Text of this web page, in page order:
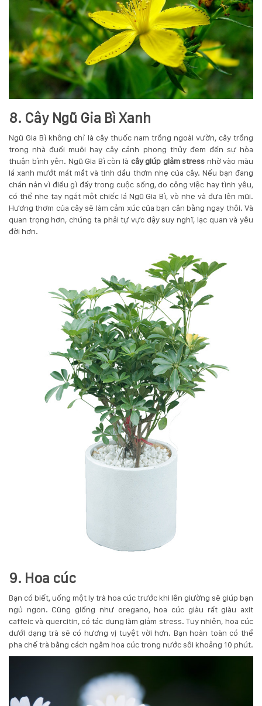
8. Cây Ngũ Gia Bì Xanh
Ngũ Gia Bì không chỉ là cây thuốc nam trồng ngoài vườn, cây trồng
trong nhà đuổi muỗi hay cây cảnh phong thủy đem đến sự hòa
thuận bình yên. Ngũ Gia Bì còn là cây giúp giảm stress nhờ vào màu
lá xanh mướt mát mắt và tinh dầu thơm nhẹ của cây. Nếu bạn đang
chán nản vì điều gì đấy trong cuộc sống, do công việc hay tình yêu,
có thể nhẹ tay ngắt một chiếc lá Ngũ Gia Bì, vò nhẹ và đưa lên mũi.
Hương thơm của cây sẽ làm cảm xúc của bạn cân bằng ngay thôi. Và
quan trọng hơn, chúng ta phải tự vực dậy suy nghĩ, lạc quan và yêu
đời hơn.
9. Hoa cúc
Bạn có biết, uống một ly trà hoa cúc trước khi lên giường sẽ giúp bạn
ngủ ngon. Cũng giống như oregano, hoa cúc giàu rất giàu axit
caffeic và quercitin, có tác dụng làm giảm stress. Tuy nhiên, hoa cúc
dưới dạng trà sẽ có hương vị tuyệt vời hơn. Bạn hoàn toàn có thể
pha chế trà bằng cách ngâm hoa cúc trong nước sôi khoảng 10 phút.